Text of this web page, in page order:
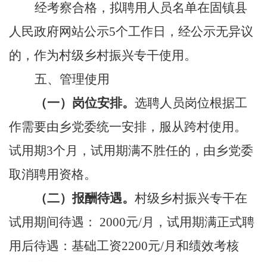
经考察合格 ，拟聘用 人员名单在固镇县
人民政府网站公示5个工作日 ， 经公示无异议
的，作为村级乡村振兴专干使用 。
五、管理使用
（一）岗位安排。 选聘人员岗位根据工
作需要由乡党委统一安排，服从跨村使用。
试用期3个月，试用期满不胜任的，由乡党委
取消聘用资格。
（二）报酬待遇。 村级乡村振兴专干在
试用期间待遇 ： 2000元/月
，试用期满正式聘
用后待遇：基础工资2200元/月 和绩效考核